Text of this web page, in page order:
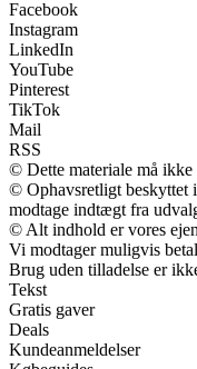
Facebook
Instagram
LinkedIn
YouTube
Pinterest
TikTok
Mail
RSS
© Dette materiale må ikke
© Ophavsretligt beskyttet
modtage indtægt fra
© Alt indhold er vores
Vi modtager muligvis
Brug uden tilladelse er
Tekst
Gratis gaver
Deals
Kundeanmeldelser